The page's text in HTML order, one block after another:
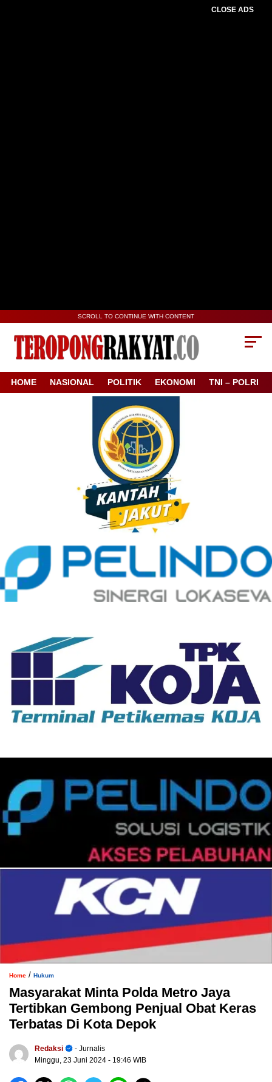
CLOSE ADS
SCROLL TO CONTINUE WITH CONTENT
HOME NASIONAL POLITIK EKONOMI TNI – POLRI
Home / Hukum
Masyarakat Minta Polda Metro Jaya
Tertibkan Gembong Penjual Obat Keras
Terbatas Di Kota Depok
Redaksi
- Jurnalis
Minggu, 23 Juni 2024 - 19:46 WIB